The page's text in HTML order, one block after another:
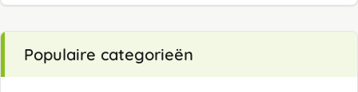
Populaire categorieën